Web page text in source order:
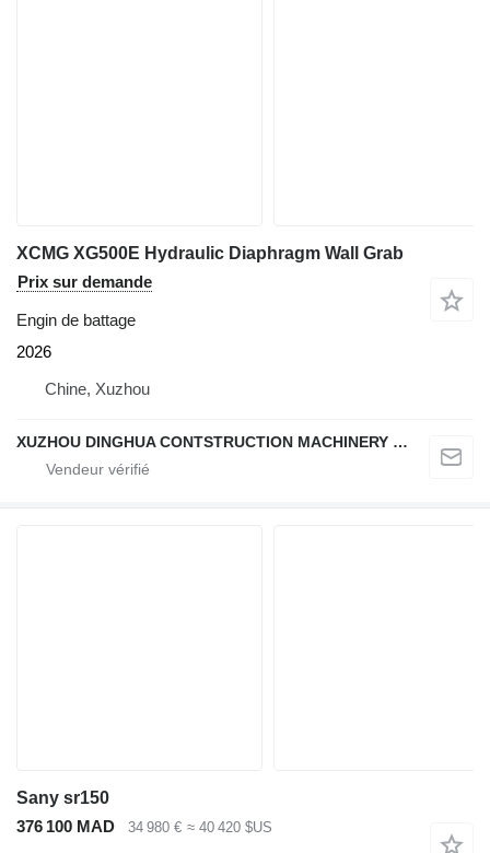
XCMG XG500E Hydraulic Diaphragm Wall Grab
Prix sur demande
Engin de battage
2026
Chine, Xuzhou
XUZHOU DINGHUA CONTSTRUCTION MACHINERY CO., LTD.
Sany sr150
376 100 MAD
34 980 € ≈ 40 420 $US